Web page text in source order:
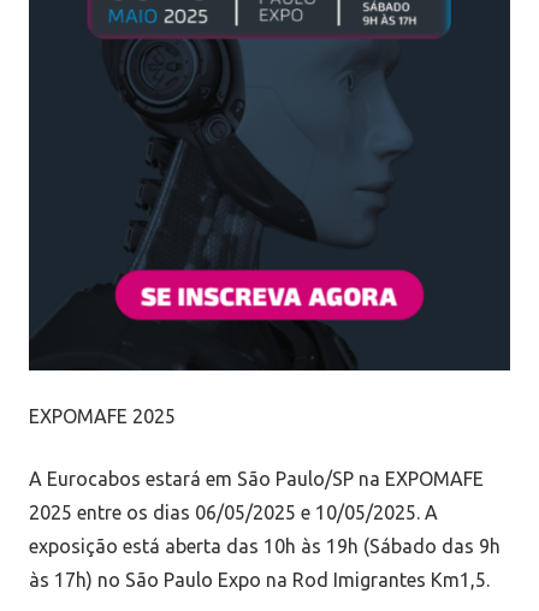
EXPOMAFE 2025
A Eurocabos estará em São Paulo/SP na EXPOMAFE
2025 entre os dias 06/05/2025 e 10/05/2025. A
exposição está aberta das 10h às 19h (Sábado das 9h
às 17h) no São Paulo Expo na Rod Imigrantes Km1,5.